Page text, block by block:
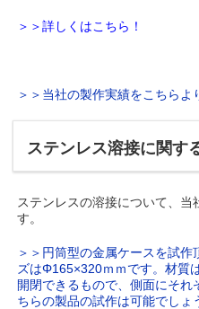
＞＞詳しくはこちら！
＞＞当社の製作実績をこちらよ
ステンレス溶接に関す
ステンレスの溶接について、当
す。
＞＞円筒型の金属ケースを試
ズはΦ165×320ｍｍです。材質
開閉できるもので、側面にそれ
ちらの製品の試作は可能でしょ